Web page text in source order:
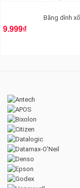
Băng dính
9.999₫